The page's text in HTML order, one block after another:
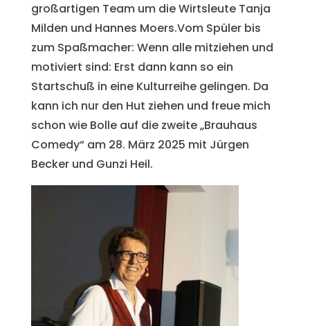
großartigen Team um die Wirtsleute Tanja
Milden und Hannes Moers.Vom Spüler bis
zum Spaßmacher: Wenn alle mitziehen und
motiviert sind: Erst dann kann so ein
Startschuß in eine Kulturreihe gelingen. Da
kann ich nur den Hut ziehen und freue mich
schon wie Bolle auf die zweite „Brauhaus
Comedy“ am 28. März 2025 mit Jürgen
Becker und Gunzi Heil.